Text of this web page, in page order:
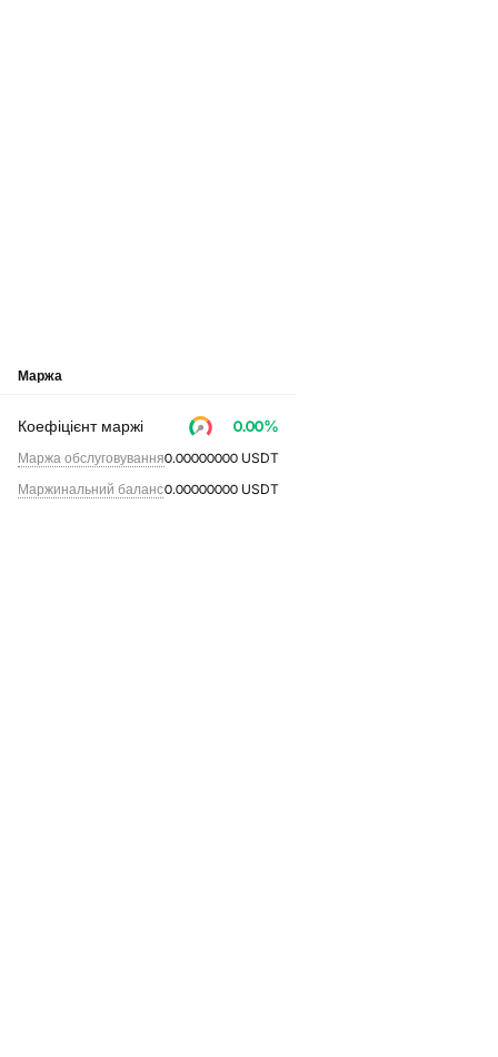
Маржа
Коефіцієнт маржі 0.00%
Маржа обслуговування0.00000000 USDT
Маржинальний баланс0.00000000 USDT